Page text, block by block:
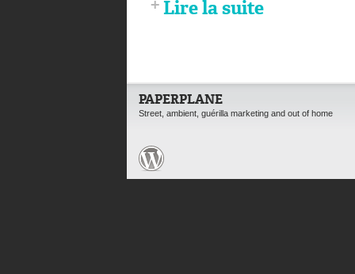
Lire la suite
PAPERPLANE
Street, ambient, guérilla marketing and out of home